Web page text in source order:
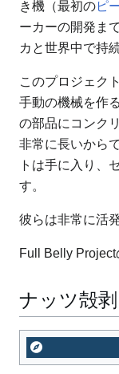
き機（最初のピ
ーカーの開発ま
カと世界中で持
このプロジェク
手動の機械を作
の部品にコンク
非常に長いから
トは手に入り、
す。
彼らは非常に活
Full Belly Project
ナッツ殻